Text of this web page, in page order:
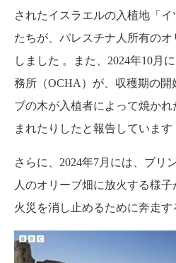
されたイスラエルの入植地「
たちが、パレスチナ人所有の
しました 。
また、2024年10月
務所（OCHA）が、収穫期の開
ブの木が入植者によって焼か
まれたりしたと報告しています
さらに、2024年7月には、ブリ
人のオリーブ畑に放火する様
火災を消し止めるために奔走